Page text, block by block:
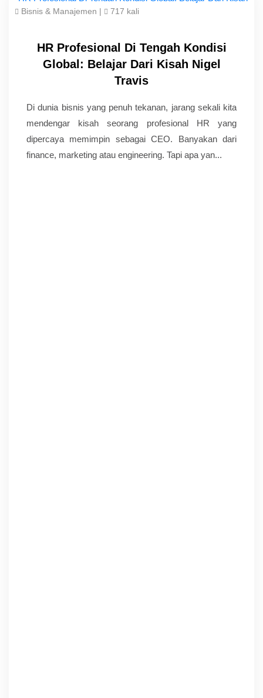
Bisnis & Manajemen | 717 kali
HR Profesional Di Tengah Kondisi
Global: Belajar Dari Kisah Nigel
Travis
Di dunia bisnis yang penuh tekanan, jarang sekali kita
mendengar kisah seorang profesional HR yang
dipercaya memimpin sebagai CEO. Banyakan dari
finance, marketing atau engineering. Tapi apa yan...